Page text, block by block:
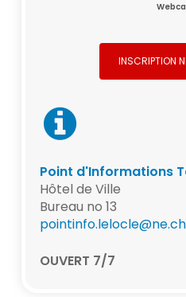
INSCRIPTION
Point d'Informations
Hôtel de Ville
Bureau no 13
pointinfo.lelocle@ne.ch
OUVERT 7/7